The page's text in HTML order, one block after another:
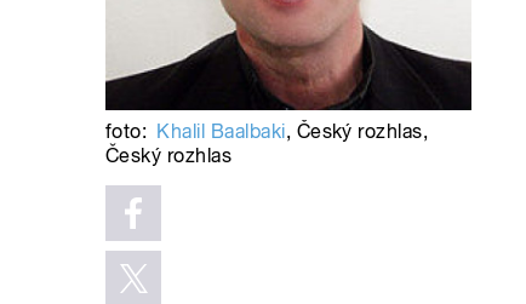
foto: Khalil Baalbaki, Český rozhlas,
Český rozhlas